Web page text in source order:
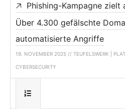
Phishing-Kampagne zielt
Über 4.300 gefälschte
automatisierte Angriffe
19. NOVEMBER 2025 // TEUFELSWERK |
CYBERSECURITY